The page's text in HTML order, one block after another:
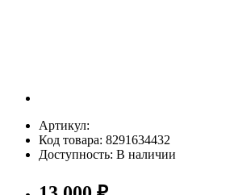
Артикул:
Код товара: 8291634432
Доступность: В наличии